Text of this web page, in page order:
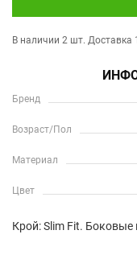
В наличии 2 шт. Доставка
Бренд
Возраст/Пол
Материал
Цвет
Крой: Slim Fit.